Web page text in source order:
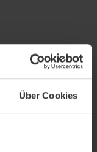
Über Cookies